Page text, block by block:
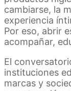
cambiarse, la
experiencia
Por eso, abrir
acompañar,
El
instituciones
marcas y